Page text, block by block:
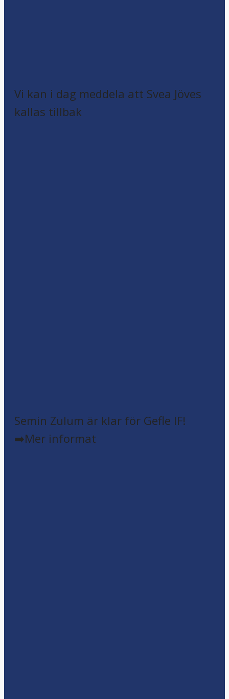
Vi kan i dag meddela att Svea Jöves
kallas tillbak
Semin Zulum är klar för Gefle IF!
➡️Mer informat